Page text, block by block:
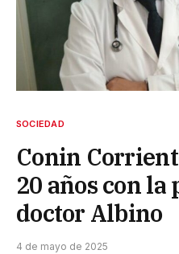
SOCIEDAD
Conin
20 años con la
doctor Albino
4 de mayo de 2025